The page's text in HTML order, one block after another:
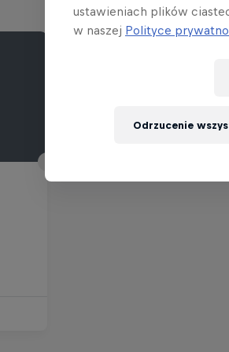
ustawieniach plików
w naszej Polityce
Odrzucenie